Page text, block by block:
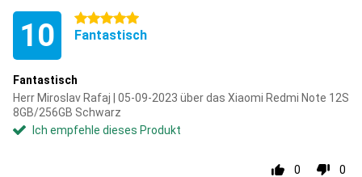
10 5 Sterne
Fantastisch
Fantastisch
Herr Miroslav Rafaj | 05-09-2023 über das Xiaomi Redmi Note 12S
8GB/256GB Schwarz
Ich empfehle dieses Produkt
0 0